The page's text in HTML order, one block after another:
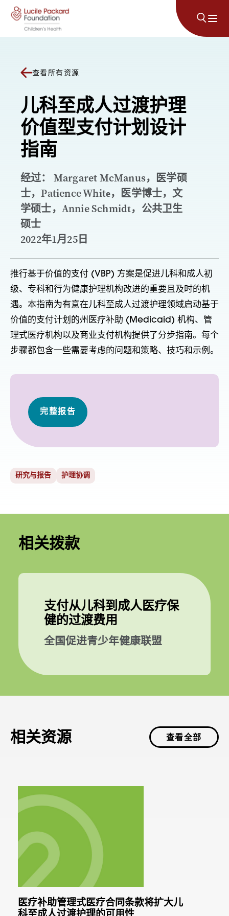
跳至内容
查看所有资源
儿科至成人过渡护理
价值型支付计划设计
指南
经过： Margaret McManus，医学硕
士，Patience White，医学博士，文
学硕士，Annie Schmidt，公共卫生
硕士
2022年1月25日
推行基于价值的支付 (VBP) 方案是促进儿科和成人初
级、专科和行为健康护理机构改进的重要且及时的机
遇。本指南为有意在儿科至成人过渡护理领域启动基于
价值的支付计划的州医疗补助 (Medicaid) 机构、管
理式医疗机构以及商业支付机构提供了分步指南。每个
步骤都包含一些需要考虑的问题和策略、技巧和示例。
完整报告
研究与报告 护理协调
相关拨款
支付从儿科到成人医疗保
健的过渡费用
全国促进青少年健康联盟
相关资源 查看全部
医疗补助管理式医疗合同条款将扩大儿